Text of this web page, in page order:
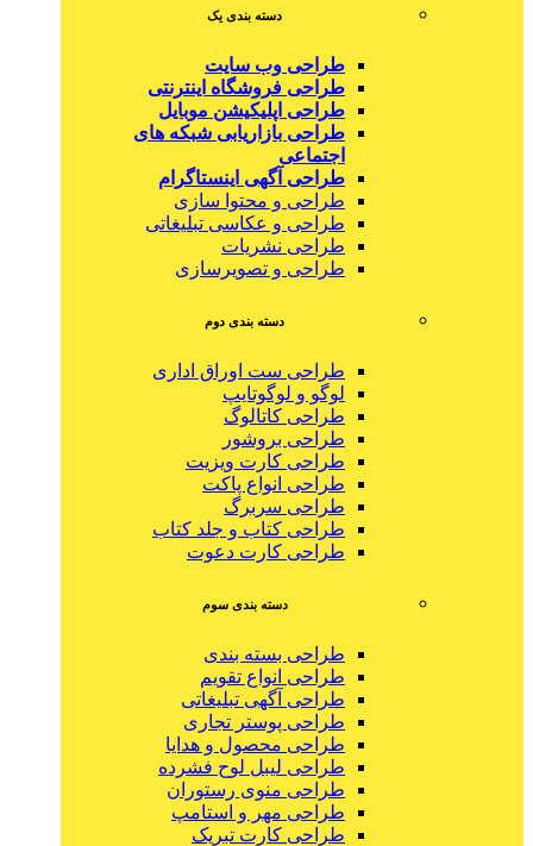
دسته بندی یک
طراحی وب سایت
طراحی فروشگاه اینترنتی
طراحی اپلیکیشن موبایل
طراحی بازاریابی شبکه های
اجتماعی
طراحی آگهی اینستاگرام
طراحی و محتوا سازی
طراحی و عکاسی تبلیغاتی
طراحی نشریات
طراحی و تصویرسازی
دسته بندی دوم
طراحی ست اوراق اداری
لوگو و لوگوتایپ
طراحی کاتالوگ
طراحی بروشور
طراحی کارت ویزیت
طراحی انواع پاکت
طراحی سربرگ
طراحی کتاب و جلد کتاب
طراحی کارت دعوت
دسته بندی سوم
طراحی بسته بندی
طراحی انواع تقویم
طراحی آگهی تبلیغاتی
طراحی پوستر تجاری
طراحی محصول و هدایا
طراحی لیبل لوح فشرده
طراحی منوی رستوران
طراحی مهر و استامپ
طراحی کارت تبریک